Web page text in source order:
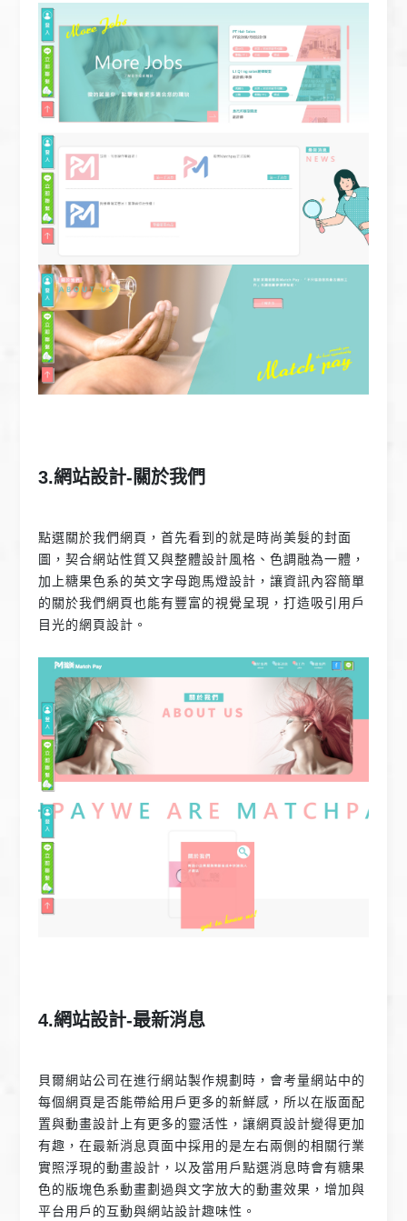
3.網站設計-關於我們
點選關於我們網頁，首先看到的就是時尚美髮的封面
圖，契合網站性質又與整體設計風格、色調融為一體，
加上糖果色系的英文字母跑馬燈設計，讓資訊內容簡單
的關於我們網頁也能有豐富的視覺呈現，打造吸引用戶
目光的網頁設計。
4.網站設計-最新消息
貝爾網站公司在進行網站製作規劃時，會考量網站中的
每個網頁是否能帶給用戶更多的新鮮感，所以在版面配
置與動畫設計上有更多的靈活性，讓網頁設計變得更加
有趣，在最新消息頁面中採用的是左右兩側的相關行業
實照浮現的動畫設計，以及當用戶點選消息時會有糖果
色的版塊色系動畫劃過與文字放大的動畫效果，增加與
平台用戶的互動與網站設計趣味性。